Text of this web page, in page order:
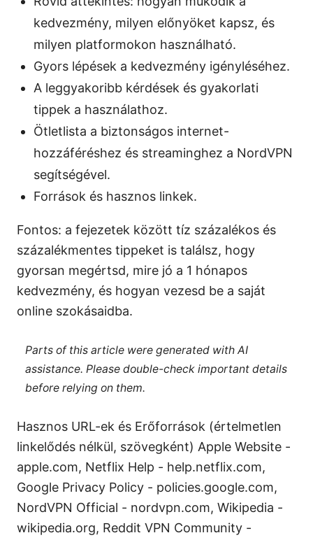
kedvezmény, milyen előnyöket kapsz, és
milyen platformokon használható.
Gyors lépések a kedvezmény igényléséhez.
A leggyakoribb kérdések és gyakorlati
tippek a használathoz.
Ötletlista a biztonságos internet-
hozzáféréshez és streaminghez a NordVPN
segítségével.
Források és hasznos linkek.
Fontos: a fejezetek között tíz százalékos és
százalékmentes tippeket is találsz, hogy
gyorsan megértsd, mire jó a 1 hónapos
kedvezmény, és hogyan vezesd be a saját
online szokásaidba.
Parts of this article were generated with AI
assistance. Please double-check important details
before relying on them.
Hasznos URL-ek és Erőforrások (értelmetlen
linkelődés nélkül, szövegként) Apple Website -
apple.com, Netflix Help - help.netflix.com,
Google Privacy Policy - policies.google.com,
NordVPN Official - nordvpn.com, Wikipedia -
wikipedia.org, Reddit VPN Community -